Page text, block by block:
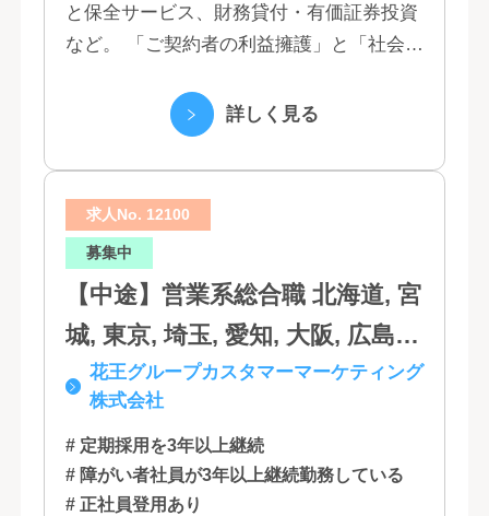
富山, 福井, 長野, 山梨, 愛知, 静
岡, 三重, 岐阜, 大阪, 京都, 兵庫,
滋賀, 奈良, 和歌山, 広島, 岡山, 山
口, 鳥取, 島根, 香川, 愛媛, 徳島,
高知, 福岡, 長崎, 熊本, 鹿児島, 大
分, 宮崎, 佐賀, 沖縄
と保全サービス、財務貸付・有価証券投資
など。 「ご契約者の利益擁護」と「社会へ
づく「お客さま基点」をスローガンに掲
詳しく見る
求人No. 12100
募集中
【中途】営業系総合職 北海道, 宮
城, 東京, 埼玉, 愛知, 大阪, 広島,
福岡花王グループカスタマーマーケティング
株式会社
# 定期採用を3年以上継続
# 障がい者社員が3年以上継続勤務している
# 正社員登用あり